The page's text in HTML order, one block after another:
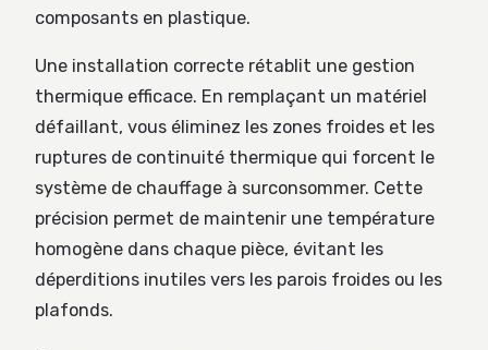
composants en plastique.
Une installation correcte rétablit une gestion
thermique efficace. En remplaçant un matériel
défaillant, vous éliminez les zones froides et les
ruptures de continuité thermique qui forcent le
système de chauffage à surconsommer. Cette
précision permet de maintenir une température
homogène dans chaque pièce, évitant les
déperditions inutiles vers les parois froides ou les
plafonds.